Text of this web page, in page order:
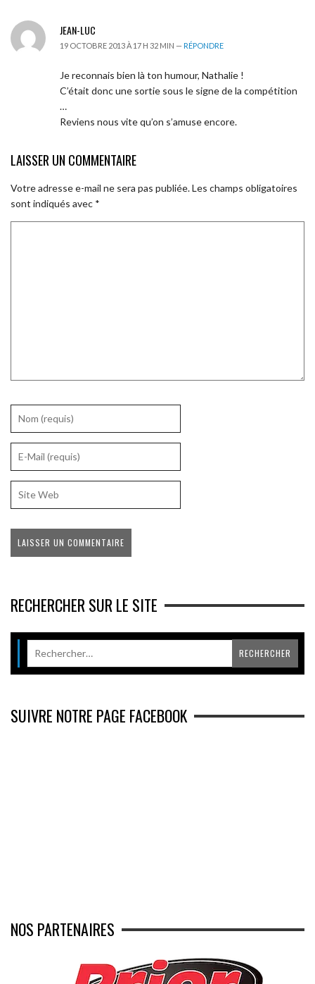
JEAN-LUC
19 OCTOBRE 2013 À 17 H 32 MIN — RÉPONDRE
Je reconnais bien là ton humour, Nathalie !
C’était donc une sortie sous le signe de la compétition
…
Reviens nous vite qu’on s’amuse encore.
LAISSER UN COMMENTAIRE
Votre adresse e-mail ne sera pas publiée.Les champs obligatoires
sont indiqués avec *
RECHERCHER SUR LE SITE
SUIVRE NOTRE PAGE FACEBOOK
NOS PARTENAIRES